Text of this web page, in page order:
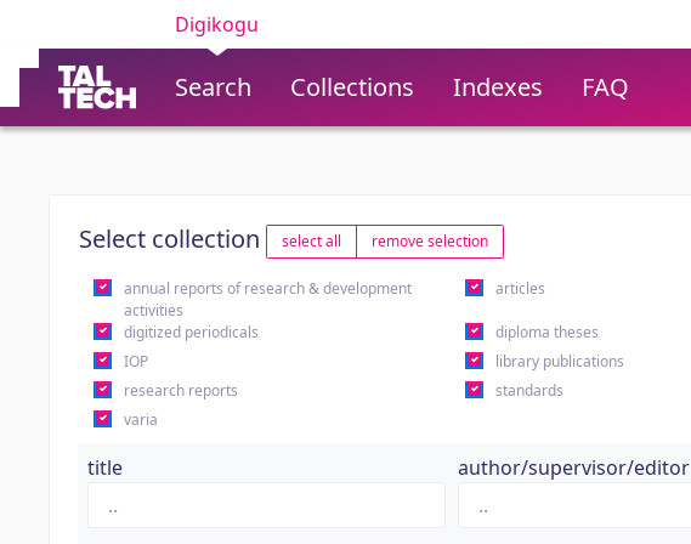
Digikogu
Search Collections Indexes FAQ
Select collection select all remove selection
annual reports of research & development
activities
articles
digitized periodicals diploma theses
IOP
library publications
research reports
standards
varia
title author/supervisor/editor